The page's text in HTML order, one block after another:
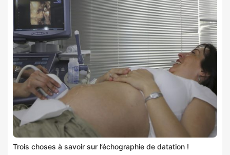
Trois choses à savoir sur l’échographie de datation !